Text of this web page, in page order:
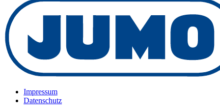
Impressum
Datenschutz